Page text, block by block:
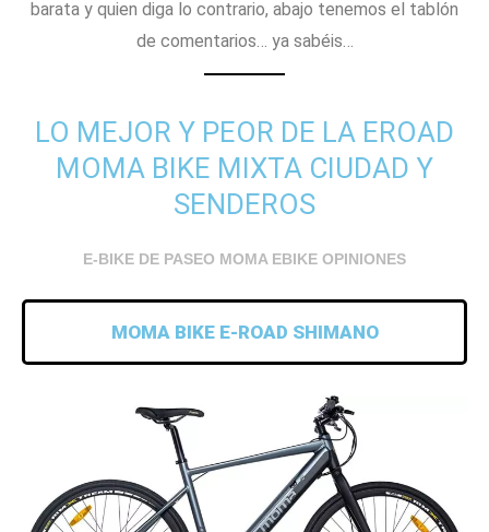
barata y quien diga lo contrario, abajo tenemos el tablón
de comentarios… ya sabéis…
LO MEJOR Y PEOR DE LA EROAD
MOMA BIKE MIXTA CIUDAD Y
SENDEROS
E-BIKE DE PASEO MOMA EBIKE OPINIONES
MOMA BIKE E-ROAD SHIMANO